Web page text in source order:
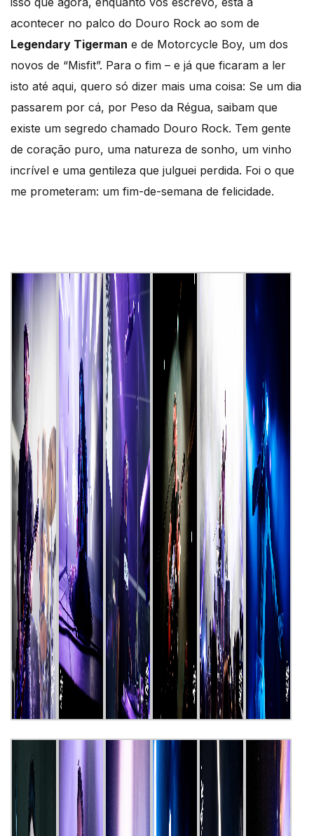
acontecer no palco do Douro Rock ao som de
Legendary Tigerman e de Motorcycle Boy, um dos
novos de “Misfit”. Para o fim – e já que ficaram a ler
isto até aqui, quero só dizer mais uma coisa: Se um dia
passarem por cá, por Peso da Régua, saibam que
existe um segredo chamado Douro Rock. Tem gente
de coração puro, uma natureza de sonho, um vinho
incrível e uma gentileza que julguei perdida. Foi o que
me prometeram: um fim-de-semana de felicidade.